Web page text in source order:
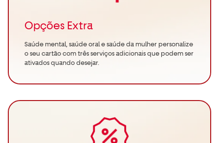
Opções Extra
Saúde mental, saúde oral e saúde da mulher personalize
o seu cartão com três serviços adicionais que podem ser
ativados quando desejar.